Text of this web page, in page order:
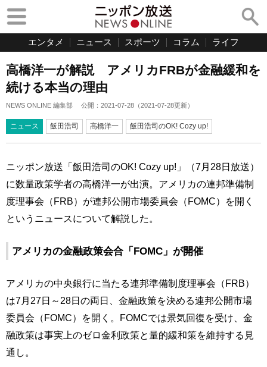
エンタメ ニュース スポーツ コラム ライフ
高橋洋一が解説 アメリカFRBが金融緩和を
続ける本当の理由
NEWS ONLINE 編集部 公開： 2021-07-28 （2021-07-28更新）
ニュース 飯田浩司 高橋洋一 飯田浩司のOK! Cozy up!
ニッポン放送「飯田浩司のOK! Cozy up!」（7月28日放送）
に数量政策学者の高橋洋一が出演。アメリカの連邦準備制
度理事会（FRB）が連邦公開市場委員会（FOMC）を開く
というニュースについて解説した。
アメリカの金融政策会合「FOMC」が開催
アメリカの中央銀行に当たる連邦準備制度理事会（FRB）
は7月27日～28日の両日、金融政策を決める連邦公開市場
委員会（FOMC）を開く。FOMCでは景気回復を受け、金
融政策は事実上のゼロ金利政策と量的緩和策を維持する見
通し。